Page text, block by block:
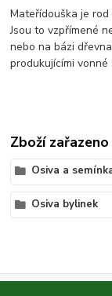
Mateřídouška je
Jsou to vzpřímené
nebo na bázi
produkujícími vonné
Zboží
Osiva a
Osiva bylinek